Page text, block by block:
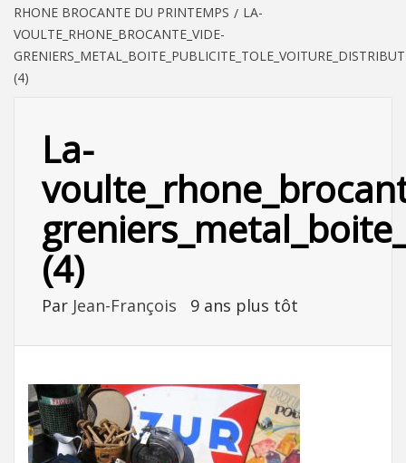
RHONE BROCANTE DU PRINTEMPS
LA-
VOULTE_RHONE_BROCANTE_VIDE-
(4)
La-
(4)
Par Jean-François 9 ans plus tôt